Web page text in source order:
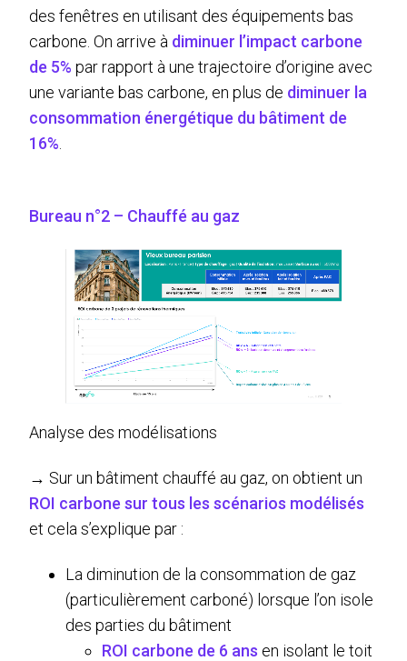
des fenêtres en utilisant des équipements bas
carbone. On arrive à diminuer l’impact carbone
de 5% par rapport à une trajectoire d’origine avec
une variante bas carbone, en plus de diminuer la
consommation énergétique du bâtiment de
16%
Bureau n°2 – Chauffé au gaz
Analyse des modélisations
→ Sur un bâtiment chauffé au gaz, on obtient un
ROI carbone sur tous les scénarios modélisés
et cela s’explique par :
La diminution de la consommation de gaz
(particulièrement carboné) lorsque l’on isole
des parties du bâtiment
ROI carbone de 6 ans en isolant le toit